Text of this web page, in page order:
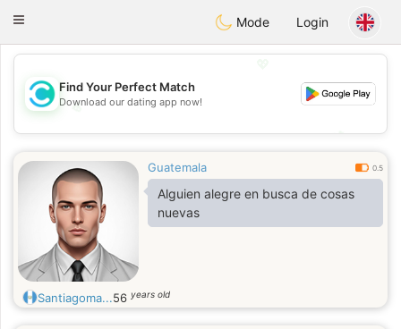
olombiaCitas
Toggle
Mode Login
💖
💕
Find Your Perfect Match
Download our dating app now!
Guatemala 0.5
Alguien alegre en busca de cosas
nuevas
Santiagoma...56 years old